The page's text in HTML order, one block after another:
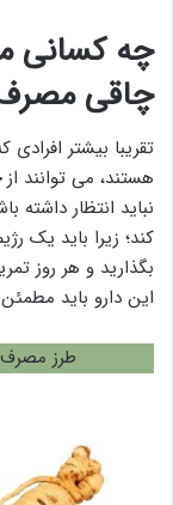
چه کسانی
چاقی مصرف
تقریبا بیشتر
هستند، می توانند از
نباید انتظار
کند؛ زیرا باید یک
بگذارید و هر روز
این دارو باید
طرز مصرف